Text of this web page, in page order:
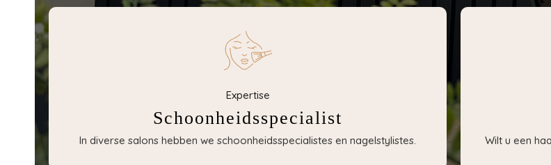
Expertise
Schoonheidsspecialist
In diverse salons hebben we schoonheidsspecialistes en nagelstylistes.
Wilt u een